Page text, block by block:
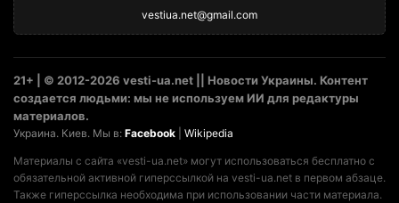
vestiua.net@gmail.com
21+ | © 2012-2026 vesti-ua.net || Новости Украины. Контент
создается людьми: мы не используем ИИ для редактуры
материалов.
Украина. Киев. Мы в: Facebook Wikipedia
Материалы с сайта «vesti-ua.net» могут использоваться бесплатно с
обязательной активной гиперссылкой на vesti-ua.net в первом абзаце.
Также гиперссылка необходима при использовании части материала.